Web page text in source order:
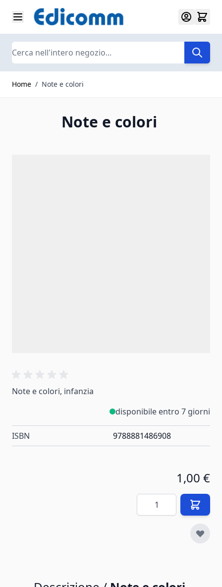
Salta al contenuto
Search
Home / Note e colori
Note e colori
Note e colori, infanzia
disponibile entro 7 giorni
ISBN 9788881486908
1,00 €
Quantità